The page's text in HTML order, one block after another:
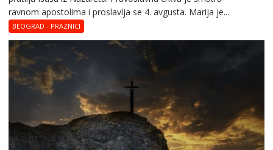
Magdalena
ravnom apostolima i proslavlja se 4. avgusta. Marija je...
BEOGRAD - PRAZNICI